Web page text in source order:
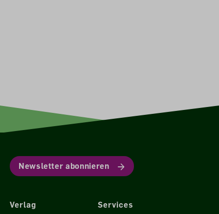
Newsletter abonnieren
Verlag
Services